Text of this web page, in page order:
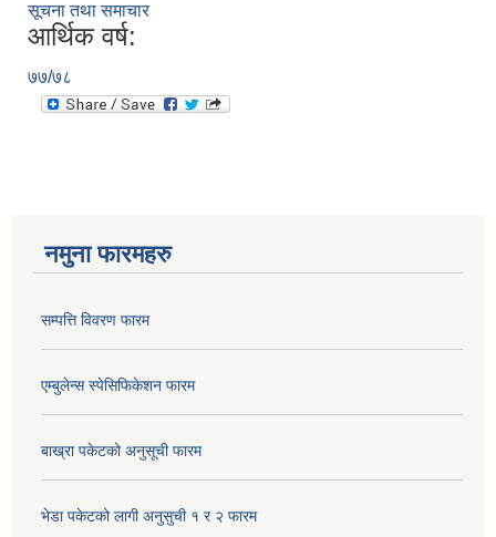
सूचना तथा समाचार
आर्थिक वर्ष:
७७/७८
नमुना फारमहरु
सम्पत्ति विवरण फारम
एम्बुलेन्स स्पेसिफिकेशन फारम
बाख्रा पकेटको अनुसूची फारम
भेडा पकेटको लागी अनुसुची १ र २ फारम